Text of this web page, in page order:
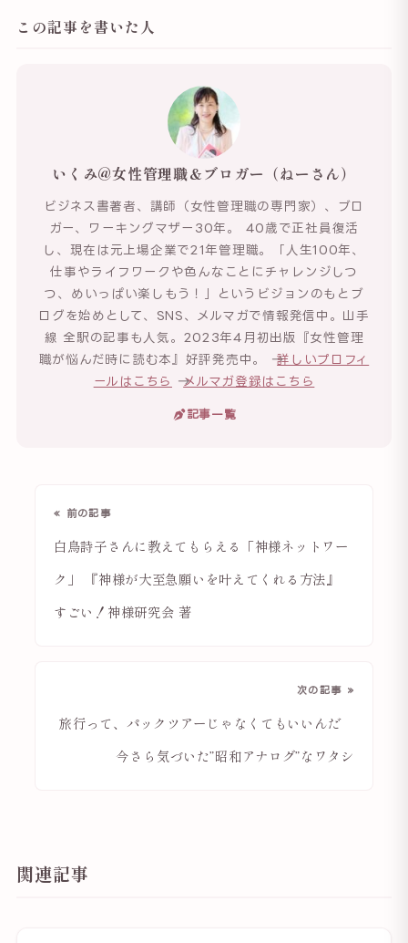
この記事を書いた人
いくみ@女性管理職＆ブロガー（ねーさん）
ビジネス書著者、講師（女性管理職の専門家）、ブロ
ガー、ワーキングマザー30年。 40歳で正社員復活
し、現在は元上場企業で21年管理職。「人生100年、
仕事やライフワークや色んなことにチャレンジしつ
つ、めいっぱい楽しもう！」というビジョンのもとブ
ログを始めとして、SNS、メルマガで情報発信中。山手
線 全駅の記事も人気。2023年4月初出版『女性管理
職が悩んだ時に読む本』好評発売中。 →詳しいプロフィ
ールはこちら
→メルマガ登録はこちら
記事一覧
« 前の記事
白鳥詩子さんに教えてもらえる「神様ネットワー
ク」 『神様が大至急願いを叶えてくれる方法』
すごい！神様研究会 著
次の記事 »
旅行って、パックツアーじゃなくてもいいんだ
今さら気づいた”昭和アナログ”なワタシ
関連記事